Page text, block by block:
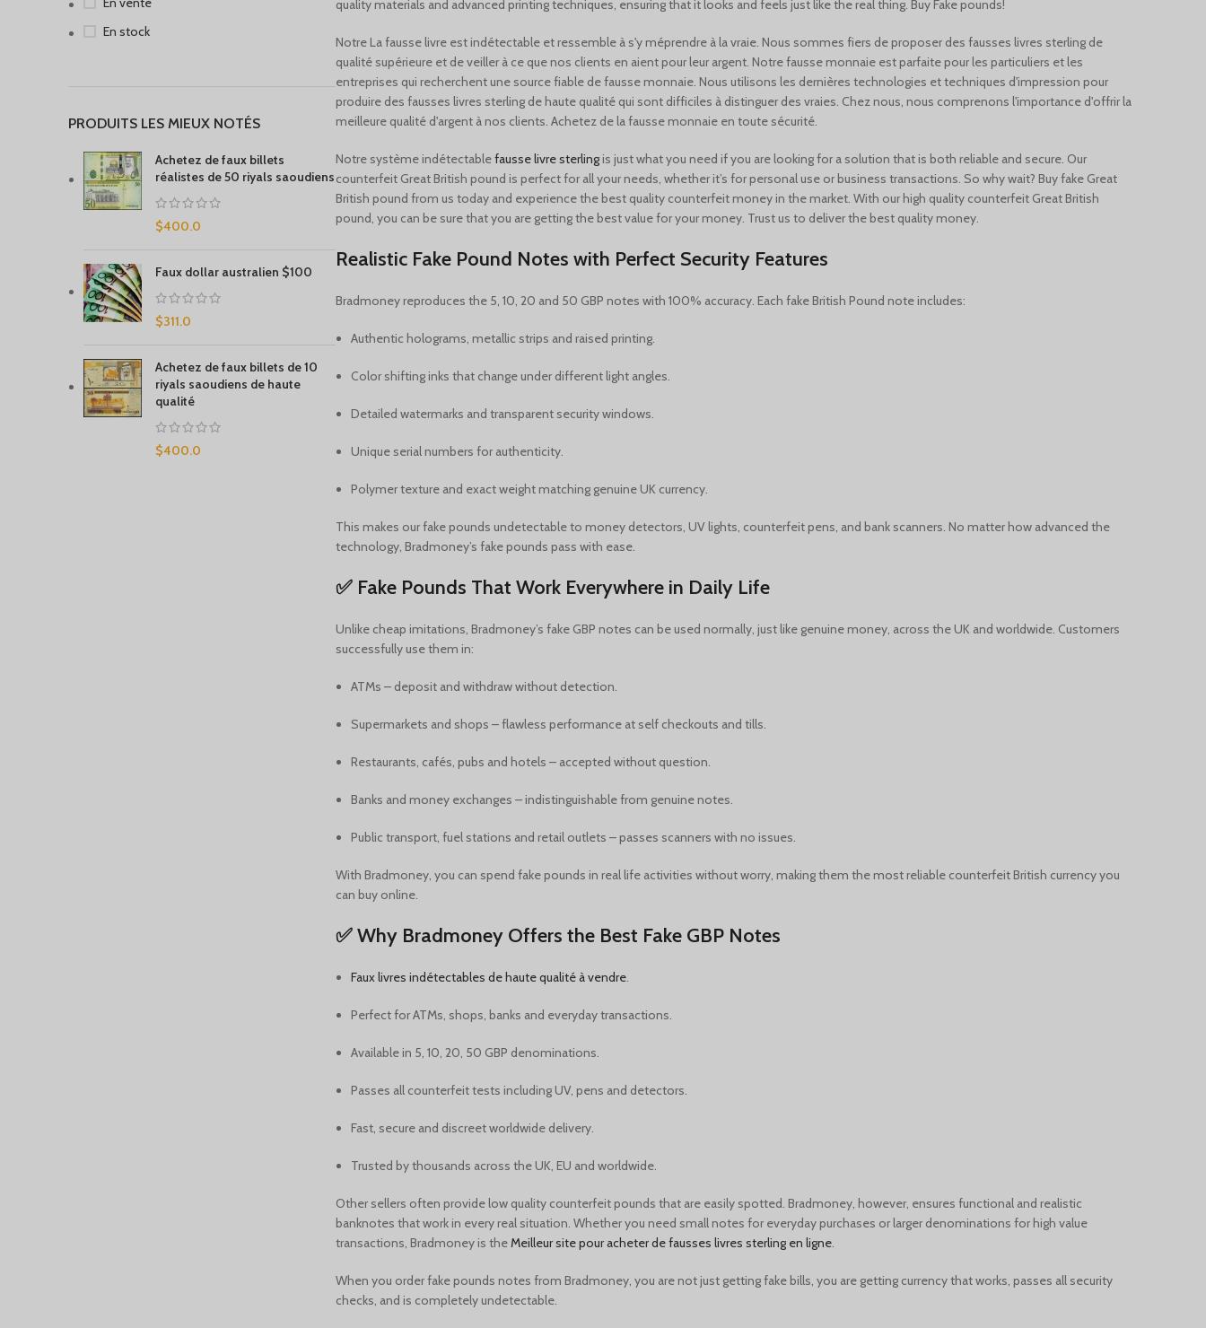
En stock
PRODUITS LES MIEUX NOTÉS
Achetez de faux billets
réalistes de 50 riyals saoudiens
$400.0
Faux dollar australien $100
$311.0
Achetez de faux billets de 10
riyals saoudiens de haute
qualité
$400.0
quality materials and advanced printing techniques, ensuring that it looks and feels just like the real thing. Buy Fake pounds!
NotreLa fausse livre est indétectable et ressemble à s'y méprendre à la vraie. Nous sommes fiers de proposer des fausses livres sterling de
qualité supérieure et de veiller à ce que nos clients en aient pour leur argent. Notre fausse monnaie est parfaite pour les particuliers et les
entreprises qui recherchent une source fiable de fausse monnaie. Nous utilisons les dernières technologies et techniques d'impression pour
produire des fausses livres sterling de haute qualité qui sont difficiles à distinguer des vraies. Chez nous, nous comprenons l'importance d'offrir la
meilleure qualité d'argent à nos clients. Achetez de la fausse monnaie en toute sécurité.
Notre système indétectablefausse livre sterlingis just what you need if you are looking for a solution that is both reliable and secure. Our
counterfeit Great British pound is perfect for all your needs, whether it’s for personal use or business transactions. So why wait? Buy fake Great
British pound from us today and experience the best quality counterfeit money in the market. With our high quality counterfeit Great British
pound, you can be sure that you are getting the best value for your money. Trust us to deliver the best quality money.
Realistic Fake Pound Notes with Perfect Security Features
Bradmoney reproduces the 5, 10, 20 and 50 GBP notes with 100% accuracy. Each fake British Pound note includes:
Authentic holograms, metallic strips and raised printing.
Color shifting inks that change under different light angles.
Detailed watermarks and transparent security windows.
Unique serial numbers for authenticity.
Polymer texture and exact weight matching genuine UK currency.
This makes our fake pounds undetectable to money detectors, UV lights, counterfeit pens, and bank scanners. No matter how advanced the
technology, Bradmoney’s fake pounds pass with ease.
✅ Fake Pounds That Work Everywhere in Daily Life
Unlike cheap imitations, Bradmoney’s fake GBP notes can be used normally, just like genuine money, across the UK and worldwide. Customers
successfully use them in:
ATMs – deposit and withdraw without detection.
Supermarkets and shops – flawless performance at self checkouts and tills.
Restaurants, cafés, pubs and hotels – accepted without question.
Banks and money exchanges – indistinguishable from genuine notes.
Public transport, fuel stations and retail outlets – passes scanners with no issues.
With Bradmoney, you can spend fake pounds in real life activities without worry, making them the most reliable counterfeit British currency you
can buy online.
✅ Why Bradmoney Offers the Best Fake GBP Notes
Faux livres indétectables de haute qualité à vendre.
Perfect for ATMs, shops, banks and everyday transactions.
Available in 5, 10, 20, 50 GBP denominations.
Passes all counterfeit tests including UV, pens and detectors.
Fast, secure and discreet worldwide delivery.
Trusted by thousands across the UK, EU and worldwide.
Other sellers often provide low quality counterfeit pounds that are easily spotted. Bradmoney, however, ensures functional and realistic
banknotes that work in every real situation. Whether you need small notes for everyday purchases or larger denominations for high value
transactions, Bradmoney is theMeilleur site pour acheter de fausses livres sterling en ligne.
When you order fake pounds notes from Bradmoney, you are not just getting fake bills, you are getting currency that works, passes all security
checks, and is completely undetectable.
Türkçe
Português
Русский
Български
Українська
Română
Nederlands (België)
Deutsch (Österreich)